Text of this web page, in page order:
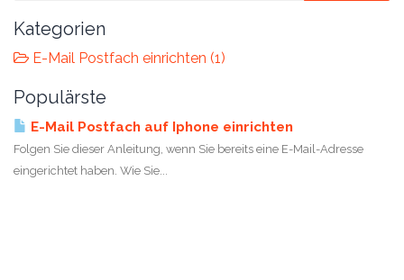
Kategorien
E-Mail Postfach einrichten (1)
Populärste
E-Mail Postfach auf Iphone einrichten
Folgen Sie dieser Anleitung, wenn Sie bereits eine E-Mail-Adresse
eingerichtet haben. Wie Sie...